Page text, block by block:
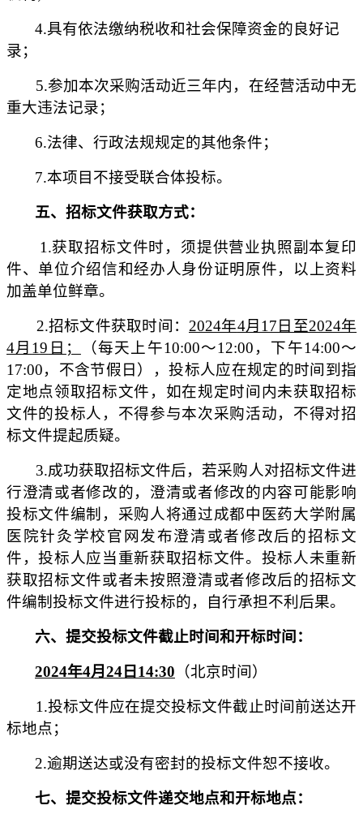
4.具有依法缴纳税收和社会保障资金的良好记
录；
5.参加本次采购活动近三年内，在经营活动中无
重大违法记录；
6.法律、行政法规规定的其他条件；
7.本项目不接受联合体投标。
五、招标文件获取方式：
1.获取招标文件时，须提供营业执照副本复印
件、单位介绍信和经办人身份证明原件，以上资料
加盖单位鲜章。
2.招标文件获取时间： 2024年4月 17 日至2024年
4月 19 日 ；
（每天上午10:00～12:00，下午14:00～
17:00，不含节假日），投标人应在规定的时间 到指
定地点领取招标文件，如在规定时间内未获取招标
文件的投标人 ， 不得参与本次采购活动，不得对招
标文件提起质疑。
3.成功获取招标文件后，若采购人对招标文件进
行澄清或者修改的，澄清或者修改的内容可能影响
投标文件编制，采购人将通过成都中医药大学附属
医院针灸学校官网发布澄清或者修改后的招标文
件，投标人应当重新获取招标文件。投标人未重新
获取招标文件或者未按照澄清或者修改后的招标文
件编制投标文件进行投标的，自行承担不利后果。
六、 提交投标文件截止时间和开标时间：
2024年4月 24 日 14:30 （北京时间）
1.投标文件应在提交投标文件截止时间前送达开
标地点；
2.逾期送达或没有密封的投标文件恕不接收。
七、提交投标文件递交地点和开标地点：